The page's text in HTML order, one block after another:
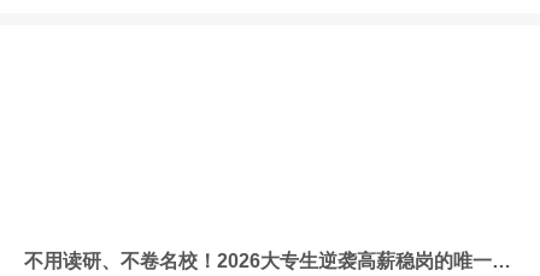
不用读研、不卷名校！2026大专生逆袭高薪稳岗的唯一出路